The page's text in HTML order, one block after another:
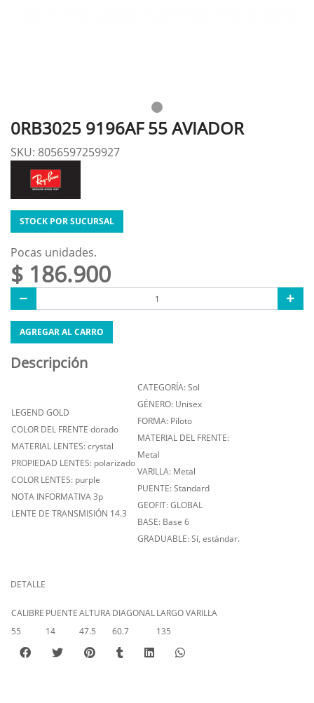
0RB3025 9196AF 55 AVIADOR
SKU: 8056597259927
STOCK POR SUCURSAL
Pocas unidades.
$ 186.900
AGREGAR AL CARRO
Descripción
LEGEND GOLD
COLOR DEL FRENTE dorado
MATERIAL LENTES: crystal
PROPIEDAD LENTES: polarizado
COLOR LENTES: purple
NOTA INFORMATIVA 3p
LENTE DE TRANSMISIÓN 14.3
CATEGORÍA: Sol
GÉNERO: Unisex
FORMA: Piloto
MATERIAL DEL FRENTE:
Metal
VARILLA: Metal
PUENTE: Standard
GEOFIT: GLOBAL
BASE: Base 6
GRADUABLE: Sí, estándar.
DETALLE
CALIBRE PUENTEALTURADIAGONALLARGO VARILLA
55
14 47.5 60.7 135